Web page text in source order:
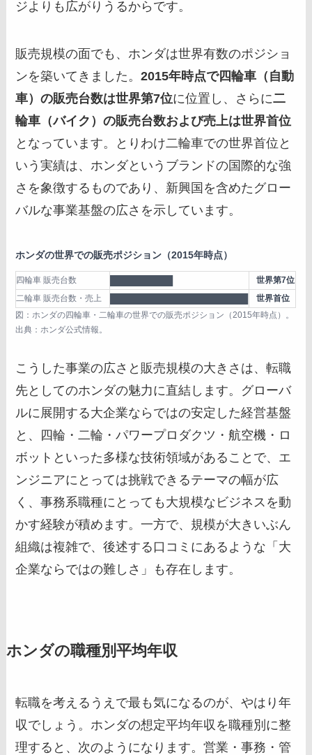
ジよりも広がりうるからです。
販売規模の面でも、ホンダは世界有数のポジショ
ンを築いてきました。2015年時点で四輪車（自動
車）の販売台数は世界第7位に位置し、さらに二
輪車（バイク）の販売台数および売上は世界首位
となっています。とりわけ二輪車での世界首位と
いう実績は、ホンダというブランドの国際的な強
さを象徴するものであり、新興国を含めたグロー
バルな事業基盤の広さを示しています。
ホンダの世界での販売ポジション（2015年時点）
四輪車 販売台数
世界第7位
二輪車 販売台数・売上
世界首位
図：ホンダの四輪車・二輪車の世界での販売ポジション（2015年時点）。
出典：ホンダ公式情報。
こうした事業の広さと販売規模の大きさは、転職
先としてのホンダの魅力に直結します。グローバ
ルに展開する大企業ならではの安定した経営基盤
と、四輪・二輪・パワープロダクツ・航空機・ロ
ボットといった多様な技術領域があることで、エ
ンジニアにとっては挑戦できるテーマの幅が広
く、事務系職種にとっても大規模なビジネスを動
かす経験が積めます。一方で、規模が大きいぶん
組織は複雑で、後述する口コミにあるような「大
企業ならではの難しさ」も存在します。
ホンダの職種別平均年収
転職を考えるうえで最も気になるのが、やはり年
収でしょう。ホンダの想定平均年収を職種別に整
理すると、次のようになります。営業・事務・管